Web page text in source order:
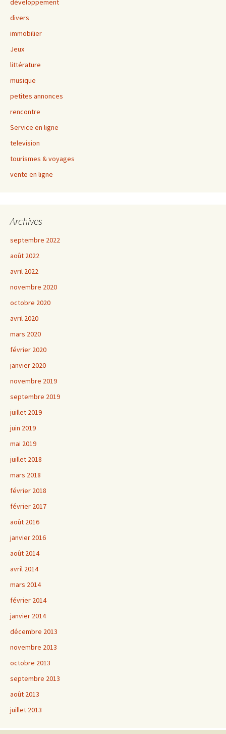
développement
divers
immobilier
Jeux
littérature
musique
petites annonces
rencontre
Service en ligne
television
tourismes & voyages
vente en ligne
Archives
septembre 2022
août 2022
avril 2022
novembre 2020
octobre 2020
avril 2020
mars 2020
février 2020
janvier 2020
novembre 2019
septembre 2019
juillet 2019
juin 2019
mai 2019
juillet 2018
mars 2018
février 2018
février 2017
août 2016
janvier 2016
août 2014
avril 2014
mars 2014
février 2014
janvier 2014
décembre 2013
novembre 2013
octobre 2013
septembre 2013
août 2013
juillet 2013